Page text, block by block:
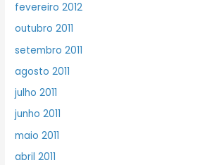
fevereiro 2012
outubro 2011
setembro 2011
agosto 2011
julho 2011
junho 2011
maio 2011
abril 2011